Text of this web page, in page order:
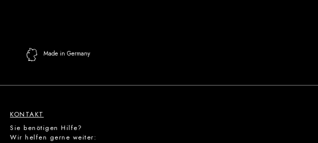
Made in Germany
KONTAKT
Sie benötigen Hilfe?
Wir helfen gerne weiter: